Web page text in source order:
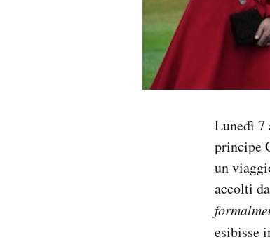
Lunedì
principe
un
accolti
esibisse